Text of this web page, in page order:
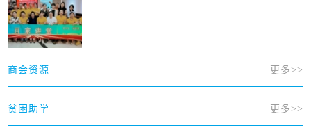
商会资源 更多>>
贫困助学 更多>>